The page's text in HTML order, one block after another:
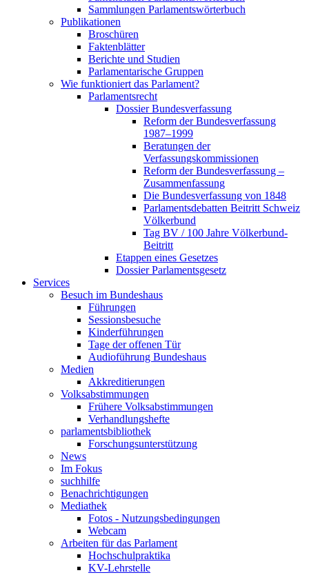
Sammlungen Parlamentswörterbuch
Publikationen
Broschüren
Faktenblätter
Berichte und Studien
Parlamentarische Gruppen
Wie funktioniert das Parlament?
Parlamentsrecht
Dossier Bundesverfassung
Reform der Bundesverfassung
1987–1999
Beratungen der
Verfassungskommissionen
Reform der Bundesverfassung –
Zusammenfassung
Die Bundesverfassung von 1848
Parlamentsdebatten Beitritt Schweiz
Völkerbund
Tag BV / 100 Jahre Völkerbund-
Beitritt
Etappen eines Gesetzes
Dossier Parlamentsgesetz
Services
Besuch im Bundeshaus
Führungen
Sessionsbesuche
Kinderführungen
Tage der offenen Tür
Audioführung Bundeshaus
Medien
Akkreditierungen
Volksabstimmungen
Frühere Volksabstimmungen
Verhandlungshefte
parlamentsbibliothek
Forschungsunterstützung
News
Im Fokus
suchhilfe
Benachrichtigungen
Mediathek
Fotos - Nutzungsbedingungen
Webcam
Arbeiten für das Parlament
Hochschulpraktika
KV-Lehrstelle